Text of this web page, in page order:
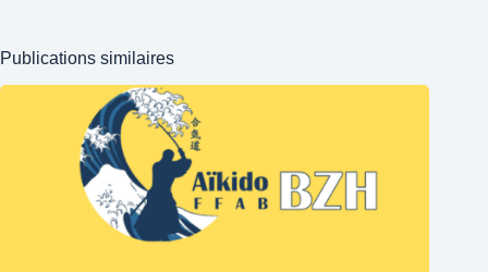
Publications similaires